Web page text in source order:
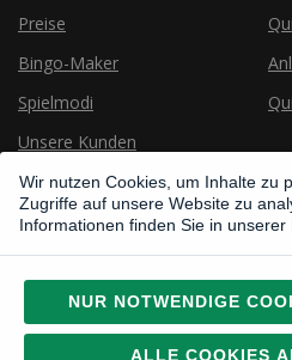
Preise
Bingo-Maker
Spielmodi
Unsere Kunden
Urheberrecht ©
Alle Rechte vorbehalten
Wir nutzen Cookies, um Inhalte zu
Zugriffe auf unsere Website zu
Informationen finden Sie in unserer
NUR NOTWENDIGE
ALLE COOKIES